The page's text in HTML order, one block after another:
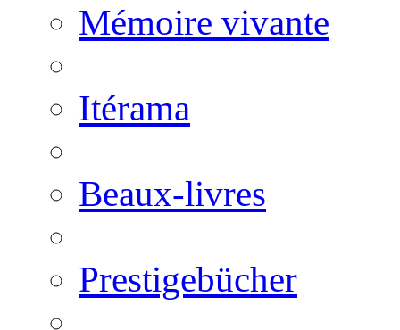
Mémoire vivante
Itérama
Beaux-livres
Prestigebücher